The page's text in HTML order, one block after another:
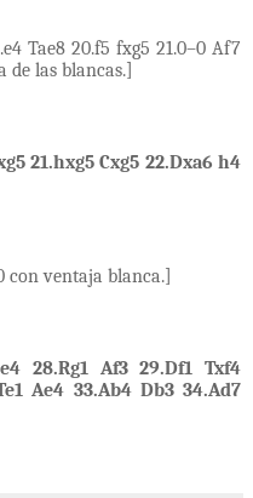
Tae8 20.f5 fxg5 21.0–0 Af7
de las blancas.]
21.hxg5 Cxg5 22.Dxa6 h4
con ventaja blanca.]
28.Rg1 Af3 29.Df1 Txf4
Ae4 33.Ab4 Db3 34.Ad7